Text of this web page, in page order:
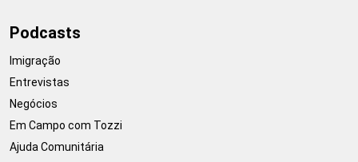
Podcasts
Imigração
Entrevistas
Negócios
Em Campo com Tozzi
Ajuda Comunitária